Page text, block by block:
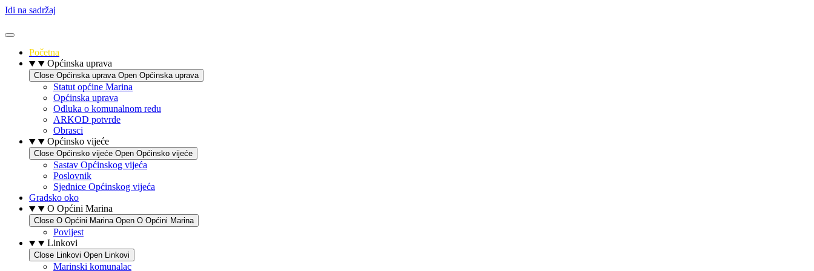
Idi na sadržaj
Početna
Općinska uprava
Close Općinska uprava Open Općinska uprava
Statut općine Marina
Općinska uprava
Odluka o komunalnom redu
ARKOD potvrde
Obrasci
Općinsko vijeće
Close Općinsko vijeće Open Općinsko vijeće
Sastav Općinskog vijeća
Poslovnik
Sjednice Općinskog vijeća
Gradsko oko
O Općini Marina
Close O Općini Marina Open O Općini Marina
Povijest
Linkovi
Close Linkovi Open Linkovi
Marinski komunalac